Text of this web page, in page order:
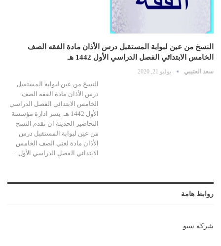
النسخ من عين لبوابة المستقبل درس الأذان مادة الفقه الصف
الخامس الابتدائي الفصل الدراسي الأول 1442 هـ
سعد العتيبي يوليو 21, 2020
النسخ من عين لبوابة المستقبل
درس الأذان مادة الفقه الصف
الخامس الابتدائي الفصل الدراسي
الأول 1442 هـ يسر ادارة مؤسسة
التحاضير الحديثة ان تقدم النسخ
من عين لبوابة المستقبل درس
الأذان مادة لغتي الصف الخامس
الابتدائي الفصل الدراسي الأول…
روابط هامة
شركة سيو